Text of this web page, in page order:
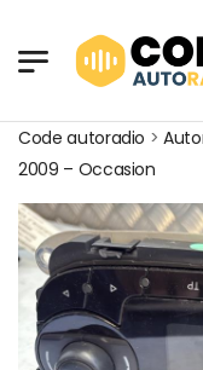
Code autoradio >
2009 – Occasion